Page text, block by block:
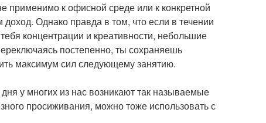
к офисной среде или к конкретной
Однако правда в том, что если в течении
концентрации и креативности, небольшие
постепенно, ты сохраняешь
максимум сил следующему занятию.
у многих из нас возникают так называемые
просиживания, можно тоже использовать с